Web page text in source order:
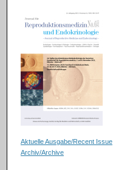
Aktuelle Ausgabe/Recent Issue
Archiv/Archive